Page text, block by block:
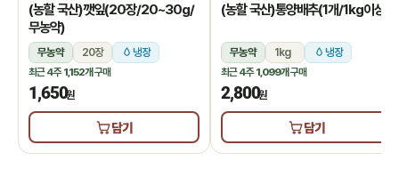
(농할 국산)깻잎(20장/20~30g/
무농약)
무농약 20장 냉장
최근 4주1,152개 구매
1,650원
담기
(농할 국산)통양배추(1개/1kg이상)
무농약 1kg 냉장
최근 4주1,099개 구매
2,800원
담기